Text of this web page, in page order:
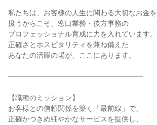
私たちは、お客様の人生に関わる大切なお金を
扱うからこそ、窓口業務・後方事務の
プロフェッショナル育成に力を入れています。
正確さとホスピタリティを兼ね備えた
あなたの活躍の場が、ここにあります。
━━━━━━━━━━━━━━━━━━━
【職種のミッション】
お客様との信頼関係を築く「最前線」で、
正確かつきめ細やかなサービスを提供し、